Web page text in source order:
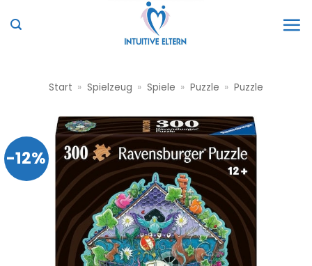
Inhalt
Start » Spielzeug » Spiele » Puzzle » Puzzle
-12%